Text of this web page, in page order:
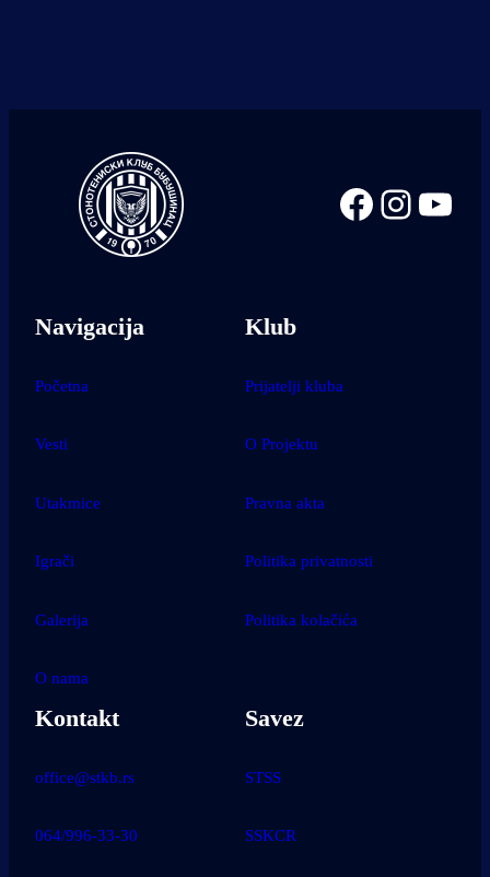
Facebook
Navigacija
Početna
Vesti
Utakmice
Igrači
Galerija
O nama
Klub
Prijatelji kluba
O Projektu
Pravna akta
Politika privatnosti
Politika kolačića
Kontakt
office@stkb.rs
064/996-33-30
Savez
STSS
SSKCR